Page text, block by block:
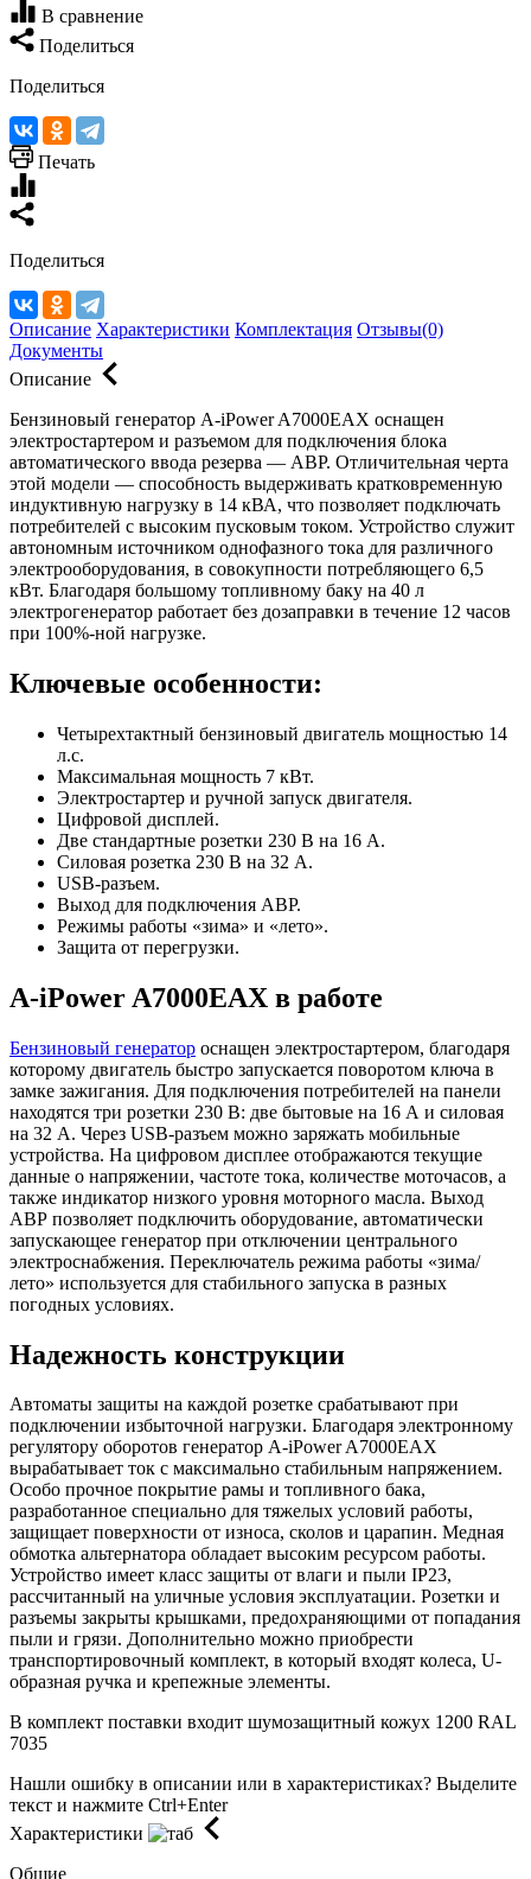
В сравнение
Поделиться
Поделиться
Печать
Поделиться
Описание Характеристики Комплектация Отзывы(0)
Документы
Описание
Бензиновый генератор A-iPower A7000EAX оснащен
электростартером и разъемом для подключения блока
автоматического ввода резерва — АВР. Отличительная черта
этой модели — способность выдерживать кратковременную
индуктивную нагрузку в 14 кВА, что позволяет подключать
потребителей с высоким пусковым током. Устройство служит
автономным источником однофазного тока для различного
электрооборудования, в совокупности потребляющего 6,5
кВт. Благодаря большому топливному баку на 40 л
электрогенератор работает без дозаправки в течение 12 часов
при 100%-ной нагрузке.
Ключевые особенности:
Четырехтактный бензиновый двигатель мощностью 14
л.с.
Максимальная мощность 7 кВт.
Электростартер и ручной запуск двигателя.
Цифровой дисплей.
Две стандартные розетки 230 В на 16 А.
Силовая розетка 230 В на 32 А.
USB-разъем.
Выход для подключения АВР.
Режимы работы «зима» и «лето».
Защита от перегрузки.
A-iPower A7000EAX в работе
Бензиновый генератор оснащен электростартером, благодаря
которому двигатель быстро запускается поворотом ключа в
замке зажигания. Для подключения потребителей на панели
находятся три розетки 230 В: две бытовые на 16 А и силовая
на 32 А. Через USB-разъем можно заряжать мобильные
устройства. На цифровом дисплее отображаются текущие
данные о напряжении, частоте тока, количестве моточасов, а
также индикатор низкого уровня моторного масла. Выход
АВР позволяет подключить оборудование, автоматически
запускающее генератор при отключении центрального
электроснабжения. Переключатель режима работы «зима/
лето» используется для стабильного запуска в разных
погодных условиях.
Надежность конструкции
Автоматы защиты на каждой розетке срабатывают при
подключении избыточной нагрузки. Благодаря электронному
регулятору оборотов генератор A-iPower A7000EAX
вырабатывает ток с максимально стабильным напряжением.
Особо прочное покрытие рамы и топливного бака,
разработанное специально для тяжелых условий работы,
защищает поверхности от износа, сколов и царапин. Медная
обмотка альтернатора обладает высоким ресурсом работы.
Устройство имеет класс защиты от влаги и пыли IP23,
рассчитанный на уличные условия эксплуатации. Розетки и
разъемы закрыты крышками, предохраняющими от попадания
пыли и грязи. Дополнительно можно приобрести
транспортировочный комплект, в который входят колеса, U-
образная ручка и крепежные элементы.
В комплект поставки входит шумозащитный кожух 1200 RAL
7035
Нашли ошибку в описании или в характеристиках? Выделите
текст и нажмите Ctrl+Enter
Характеристики
Общие